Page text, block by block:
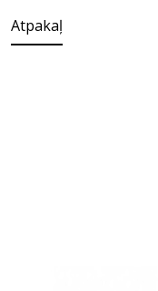
Atpakaļ